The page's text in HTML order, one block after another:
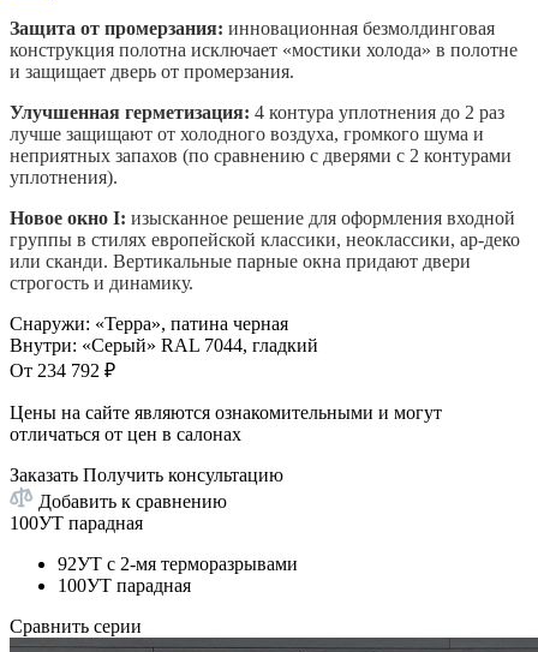
Защита от промерзания: инновационная безмолдинговая
конструкция полотна исключает «мостики холода» в полотне
и защищает дверь от промерзания.
Улучшенная герметизация: 4 контура уплотнения до 2 раз
лучше защищают от холодного воздуха, громкого шума и
неприятных запахов (по сравнению с дверями с 2 контурами
уплотнения).
Новое окно I: изысканное решение для оформления входной
группы в стилях европейской классики, неоклассики, ар-деко
или сканди. Вертикальные парные окна придают двери
строгость и динамику.
Снаружи: «Терра», патина черная
Внутри: «Серый» RAL 7044, гладкий
От 234 792 ₽
Цены на сайте являются ознакомительными и могут
отличаться от цен в салонах
Заказать Получить консультацию
Добавить к сравнению
100УТ парадная
92УТ с 2-мя терморазрывами
100УТ парадная
Сравнить серии